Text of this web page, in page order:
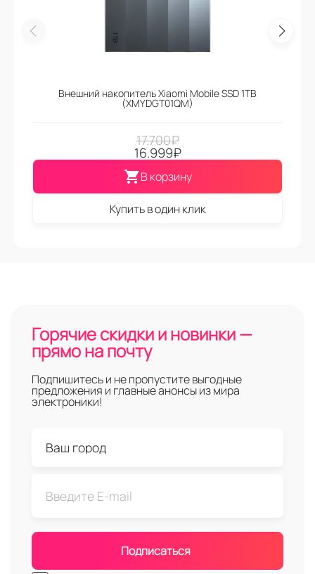
Внешний накопитель Xiaomi Mobile SSD 1TB
(XMYDGT01QM)
17.700₽
16.999₽
В корзину
Купить в один клик
Горячие скидки и новинки —
прямо на почту
Подпишитесь и не пропустите выгодные
предложения и главные анонсы из мира
электроники!
Подписаться